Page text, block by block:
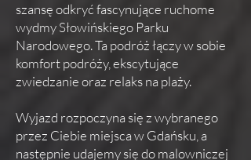
szansę odkryć fascynujące ruchome
wydmy Słowińskiego Parku
Narodowego. Ta podróż łączy w sobie
komfort podróży, ekscytujące
zwiedzanie oraz relaks na plaży.
Wyjazd rozpoczyna się z wybranego
przez Ciebie miejsca w Gdańsku, a
następnie udajemy się do malowniczej